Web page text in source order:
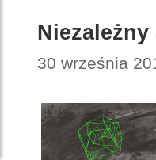
30 września